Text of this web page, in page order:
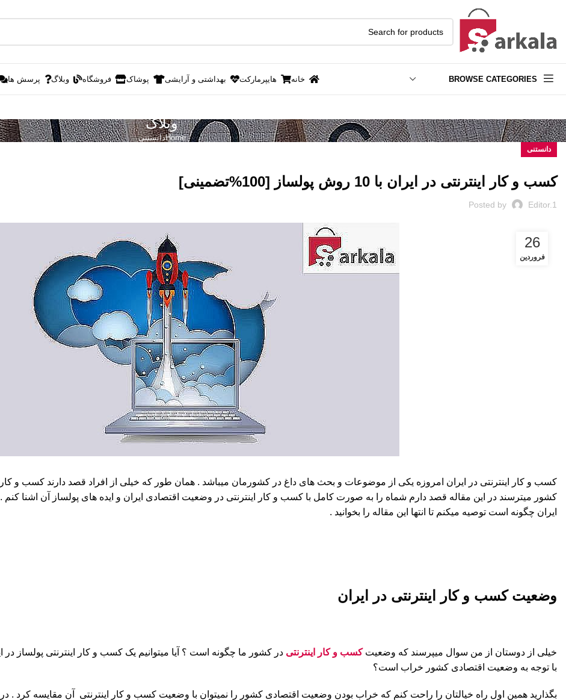
BROWSE CATEGORIES خانه هایپرمارکت بهداشتی و آرایشی پوشاک فروشگاه وبلاگ پرسش ها
وبلاگ
Homeدانستنی
دانستنی
کسب و کار اینترنتی در ایران با 10 روش پولساز [100%تضمینی]
Posted by Editor.1
26
فروردین
کسب و کار اینترنتی در ایران امروزه یکی از موضوعات و بحث های داغ در کشورمان میباشد . همان طور که خیلی از افراد قصد دارند کسب و کار
کشور میترسند در این مقاله قصد دارم شماه را به صورت کامل با کسب و کار اینترنتی در وضعیت اقتصادی ایران و ایده های پولساز آن اشنا کنم .
ایران چگونه است توصیه میکنم تا انتها این مقاله را بخوانید .
وضعیت کسب و کار اینترنتی در ایران
خیلی از دوستان از من سوال میپرسند که وضعیتکسب و کار اینترنتی در کشور ما چگونه است ؟ آیا میتوانیم یک کسب و کار اینترنتی پولساز در
با توجه به وضعیت اقتصادی کشور خراب است؟
بگذارید همین اول راه خیالتان را راحت کنم که خراب بودن وضعیت اقتصادی کشور را نمیتوان با وضعیت کسب و کار اینترنتی آن مقایسه کرد .